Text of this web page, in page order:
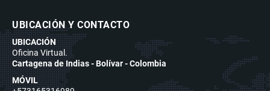
UBICACIÓN Y CONTACTO
UBICACIÓN
Oficina Virtual.
Cartagena de Indias - Bolívar - Colombia
MÓVIL